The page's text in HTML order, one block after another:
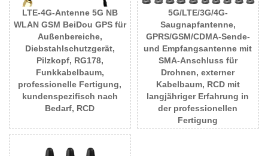
LTE-4G-Antenne 5G NB
WLAN GSM BeiDou GPS für
Außenbereiche,
Diebstahlschutzgerät,
Pilzkopf, RG178,
Funkkabelbaum,
professionelle Fertigung,
kundenspezifisch nach
Bedarf, RCD
5G/LTE/3G/4G-
Saugnapfantenne,
GPRS/GSM/CDMA-Sende-
und Empfangsantenne mit
SMA-Anschluss für
Drohnen, externer
Kabelbaum, RCD mit
langjähriger Erfahrung in
der professionellen
Fertigung